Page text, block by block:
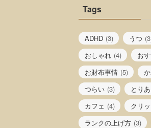
Tags
ADHD (3) うつ
おしゃれ (4) お
お財布事情 (5)
つらい (3) とり
カフェ (4) クリ
ランクの上げ方 (3)